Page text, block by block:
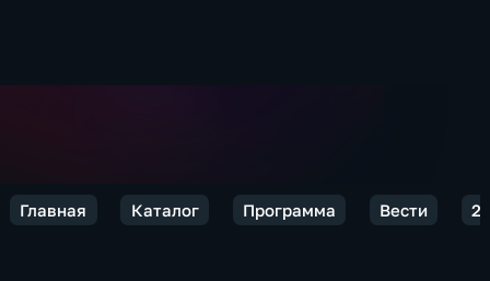
Главная Каталог Программа Вести